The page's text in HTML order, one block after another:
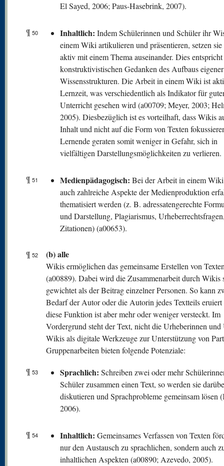
El Sayed, 2006; Paus-Hasebrink, 2007).
¶ 50 Inhaltlich: Indem Schülerinnen und Schüler ihr
einem Wiki artikulieren und präsentieren, setzen sie
aktiv mit einem Thema auseinander. Dies
konstruktivistischen Gedanken des Aufbaus eigener
Wissensstrukturen. Die Arbeit in einem Wiki ist
Lernzeit, was verschiedentlich als Indikator für
Unterricht gesehen wird (a00709; Meyer, 2003;
2005). Diesbezüglich ist es vorteilhaft, dass Wikis
Inhalt und nicht auf die Form von Texten
Lernende geraten somit weniger in Gefahr, sich in
vielfältigen Darstellungsmöglichkeiten zu verlieren.
¶ 51 Medienpädagogisch: Bei der Arbeit in einem
auch zahlreiche Aspekte der Medienproduktion
thematisiert werden (z. B. adressatengerechte
und Darstellung, Plagiarismus,
Zitationen) (a00653).
¶ 52 (b) alle
Wikis ermöglichen das gemeinsame Erstellen von
(a00889). Dabei wird die Zusammenarbeit durch Wikis
gewichtet als der Beitrag einzelner Personen. So kann
Bedarf der Autor oder die Autorin jedes Textteils
diese Funktion ist aber mehr oder weniger versteckt. Im
Vordergrund steht der Text, nicht die Urheberinnen und
Wikis als digitale Werkzeuge zur Unterstützung von
Gruppenarbeiten bieten folgende Potenziale:
¶ 53 Sprachlich: Schreiben zwei oder mehr
Schüler zusammen einen Text, so werden sie
diskutieren und Sprachprobleme gemeinsam lösen
2006).
¶ 54 Inhaltlich: Gemeinsames Verfassen von Texten
nur den Austausch zu sprachlichen, sondern auch
inhaltlichen Aspekten (a00890; Azevedo, 2005).